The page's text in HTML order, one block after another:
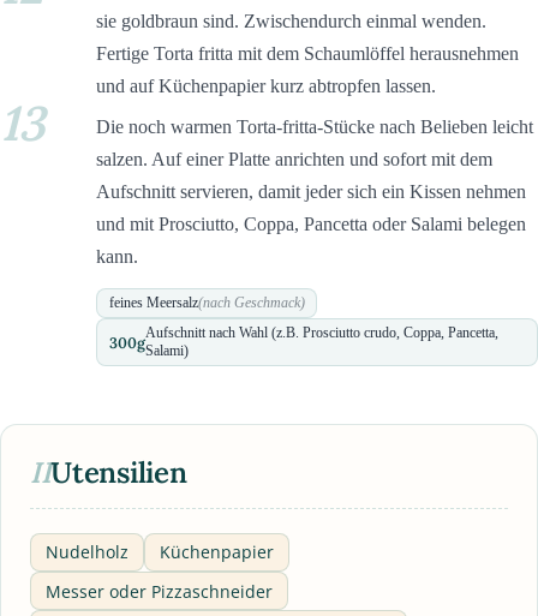
sie goldbraun sind. Zwischendurch einmal wenden.
Fertige Torta fritta mit dem Schaumlöffel herausnehmen
und auf Küchenpapier kurz abtropfen lassen.
13
Die noch warmen Torta-fritta-Stücke nach Belieben leicht
salzen. Auf einer Platte anrichten und sofort mit dem
Aufschnitt servieren, damit jeder sich ein Kissen nehmen
und mit Prosciutto, Coppa, Pancetta oder Salami belegen
kann.
feines Meersalz(nach Geschmack)
300gAufschnitt nach Wahl (z.B. Prosciutto crudo, Coppa, Pancetta,
Salami)
IIUtensilien
Nudelholz
Küchenpapier
Messer oder Pizzaschneider